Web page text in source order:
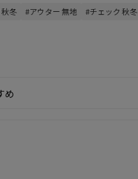
冬 #アウター 無地 #チェック 秋冬